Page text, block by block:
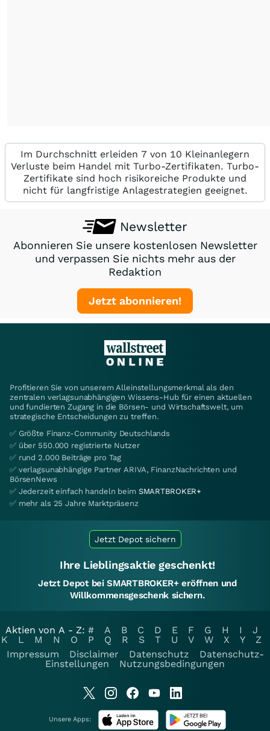
Im Durchschnitt erleiden 7 von 10 Kleinanlegern
Verluste beim Handel mit Turbo-Zertifikaten. Turbo-
Zertifikate sind hoch risikoreiche Produkte und
nicht für langfristige Anlagestrategien geeignet.
Newsletter
Abonnieren Sie unsere kostenlosen Newsletter
und verpassen Sie nichts mehr aus der
Redaktion
Jetzt abonnieren!
Profitieren Sie von unserem Alleinstellungsmerkmal als den
zentralen verlagsunabhängigen Wissens-Hub für einen aktuellen
und fundierten Zugang in die Börsen- und Wirtschaftswelt, um
strategische Entscheidungen zu treffen.
✅ Größte Finanz-Community Deutschlands
✅ über 550.000 registrierte Nutzer
✅ rund 2.000 Beiträge pro Tag
✅ verlagsunabhängige Partner ARIVA, FinanzNachrichten und
BörsenNews
✅ Jederzeit einfach handeln beim SMARTBROKER+
✅ mehr als 25 Jahre Marktpräsenz
Jetzt Depot sichern
Ihre Lieblingsaktie geschenkt!
Jetzt Depot bei SMARTBROKER+ eröffnen und
Willkommensgeschenk sichern.
Aktien von A - Z: # A B C D E F G H I
J
K
L M N O P Q R S T U V W X Y
Z
Impressum
Disclaimer Datenschutz
Datenschutz-
Einstellungen
Nutzungsbedingungen
Unsere Apps: